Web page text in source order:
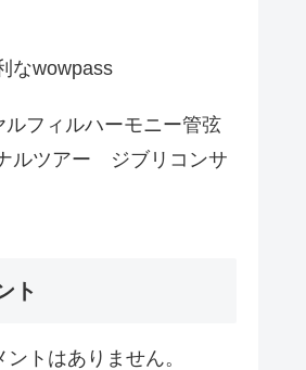
なwowpass
ルフィルハーモニー管弦
ルツアー ジブリコンサ
ト
トはありません。